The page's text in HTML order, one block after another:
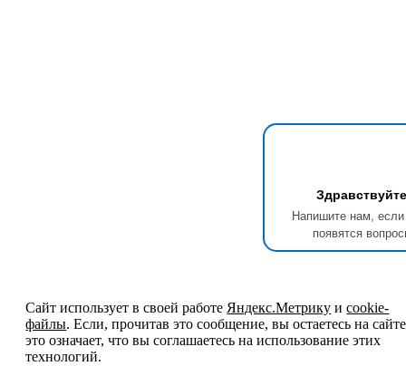
Напишите нам,
появятся
Сайт использует в своей работе Яндекс.Метрику иcookie-
файлы. Если, прочитав это сообщение, вы остаетесь на
это означает, что вы соглашаетесь на использование этих
технологий.